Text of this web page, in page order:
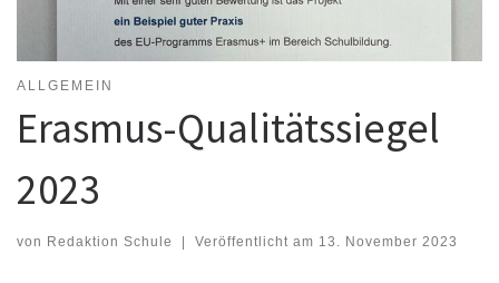
ALLGEMEIN
Erasmus-Qualitätssiegel
2023
von Redaktion Schule Veröffentlicht am 13. November 2023